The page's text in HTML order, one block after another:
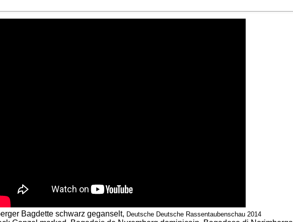
Bagdette schwarz geganselt, Deutsche Deutsche Rassentaubenschau 2014